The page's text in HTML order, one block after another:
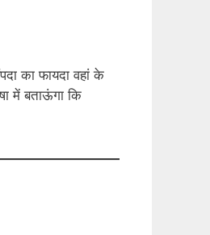
का फायदा वहां के
में बताऊंगा कि